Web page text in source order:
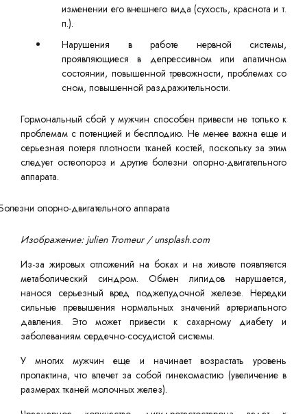
изменении его внешнего вида (сухость, краснота и т.
п.).
Нарушения в работе нервной системы,
проявляющиеся в депрессивном или апатичном
состоянии, повышенной тревожности, проблемах со
сном, повышенной раздражительности.
Гормональный сбой у мужчин способен привести не только к
проблемам с потенцией и бесплодию. Не менее важна еще и
серьезная потеря плотности тканей костей, поскольку за этим
следует остеопороз и другие болезни опорно-двигательного
аппарата.
Изображение: julien Tromeur / unsplash.com
Из-за жировых отложений на боках и на животе появляется
метаболический синдром. Обмен липидов нарушается,
нанося серьезный вред поджелудочной железе. Нередки
сильные превышения нормальных значений артериального
давления. Это может привести к сахарному диабету и
заболеваниям сердечно-сосудистой системы.
У многих мужчин еще и начинает возрастать уровень
пролактина, что влечет за собой гинекомастию (увеличение в
размерах тканей молочных желез).